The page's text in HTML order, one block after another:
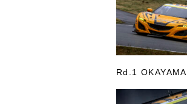
Rd.1 OKAYAMA